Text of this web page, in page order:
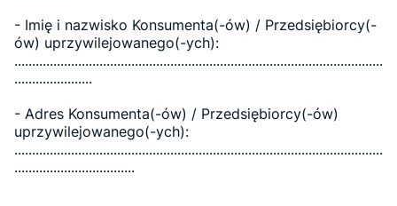
- Imię i nazwisko Konsumenta(-ów) / Przedsiębiorcy(-
ów) uprzywilejowanego(-ych):
........................................................................................................
......................
- Adres Konsumenta(-ów) / Przedsiębiorcy(-ów)
uprzywilejowanego(-ych):
........................................................................................................
..................................